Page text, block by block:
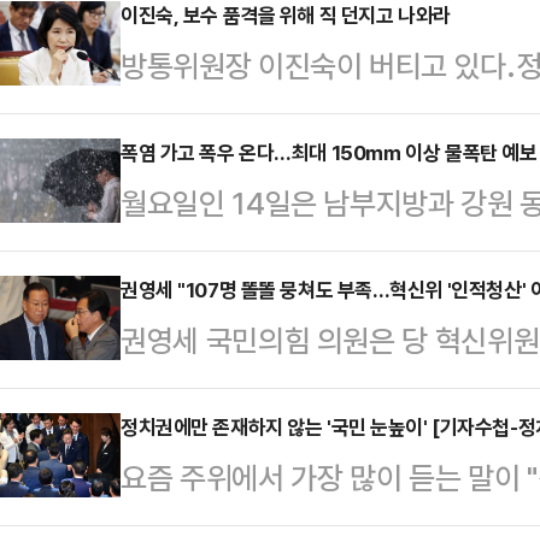
이는 한 여성은 강서하 공식 소셜
그 큰 고통을 견디고 있으면서도 내
내 천사”라며 강서하의 사망을 전
거기서는 고통 없이 꼭 행복만 해”
잘해줄게. 너무 너무 너무 사랑해
줘…
이진숙, 보수 품격을 위해 직 던지고 나와라
방통위원장 이진숙이 버티고 있다.
다. ‘보수의 여전사’란 애칭도 붙인
다. 취임한 이래 일 한 번 제대로 해
에 탄핵도 당했으며 복귀해서도
뀌니 독 안에 든 쥐가 됐다.이 쥐 신
하려는 듯 그녀는 새 대통령에게 “
하고 민주당이 고의로 회피한 방송
청했다.그러자…
폭염 가고 폭우 온다…최대 150㎜ 이상 물폭탄 예보
월요일인 14일은 남부지방과 강원
내리면서 폭염이 주춤할 전망이다.
는 찬 공기와 만나 전국이 대체로
비가 오겠다"고 예보했다.수도권
방울이 떨어지는 곳이 있겠다. 오전
밤까지 이어지겠다.15일까지 예상
북동부 10~40㎜ ▲경기 남부
일) ▲강원 영…
권영세 "107명 똘똘 뭉쳐도 부족…혁신위 '인적청산'
권영세 국민의힘 의원은 당 혁신위
파란을 일으키고 있는 것에 대해
기 떼고 저기 떼고 뭘 하겠다는지
의원은 14일 KBS라디오 '전격시사
들이 힘을 합쳐 여당의 독주를 막는
정치권에만 존재하지 않는 '국민 눈높이' [기자수첩-
요즘 주위에서 가장 많이 듣는 말이
정치부 기자로서 굉장히 듣기에 거